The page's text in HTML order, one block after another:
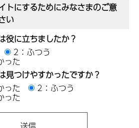
トにするためにみなさまのご意
い
役に立ちましたか？
2：ふつう
った
見つけやすかったですか？
った
2：ふつう
った